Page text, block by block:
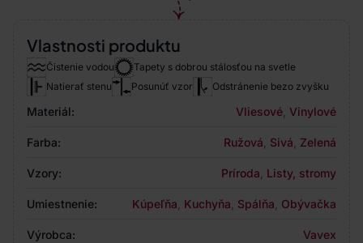
Vlastnosti produktu
Čistenie vodou
Tapety s dobrou stálosťou na svetle
Natierať stenu
Posunúť vzor Odstránenie bezo zvyšku
Materiál: Vliesové Vinylové
Farba: Ružová Sivá Zelená
Vzory: Príroda Listy, stromy
Umiestnenie: Kúpeľňa Kuchyňa Spálňa Obývačka
Výrobca: Vavex